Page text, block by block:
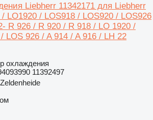
Liebherr 11342171 для Liebherr
LO1920 / LOS918 / LOS920 / LOS926
R 926 / R 920 / R 918 / LO 1920 /
LOS 926 / A 914 / A 916 / LH 22
охлаждения
11392497